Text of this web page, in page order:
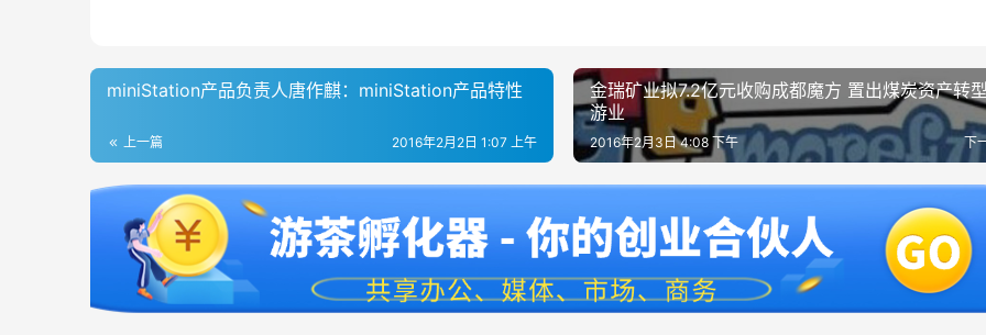
miniStation产品负责人唐作麒：miniStation产品特性
上一篇 2016年2月2日 1:07 上午
金瑞矿业拟7.2亿元收购成都魔方 置出煤炭资产转
游业
下
2016年2月3日 4:08 下午